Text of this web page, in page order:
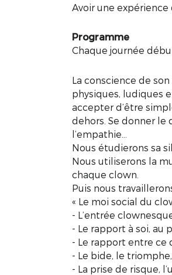
Avoir une expérience
Programme
Chaque journée
La conscience de
physiques, ludiques
accepter d’être
dehors. Se donner le
l’empathie…
Nous étudierons sa
Nous utiliserons la
chaque clown.
Puis nous
« Le moi social du
- L’entrée
- Le rapport à soi, au
- Le rapport entre ce
- Le bide, le
- La prise de risque,